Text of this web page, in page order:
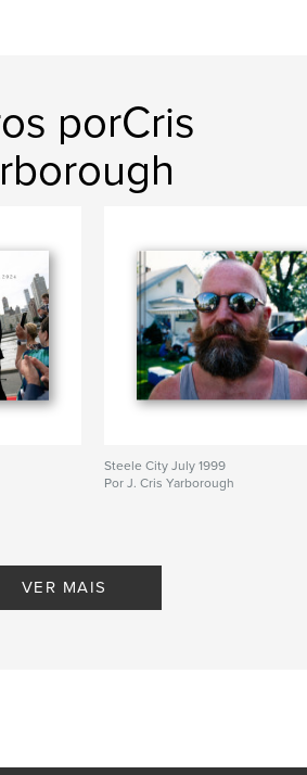
porCris
Steele City July 1999
Por J. Cris Yarborough
VER MAIS